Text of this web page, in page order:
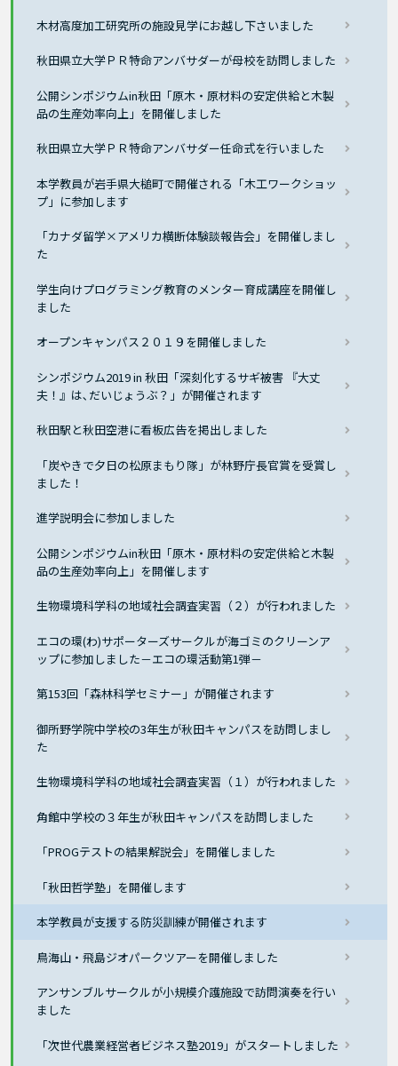
木材高度加工研究所の施設見学にお越し下さいました
秋田県立大学ＰＲ特命アンバサダーが母校を訪問しました
公開シンポジウムin秋田「原木・原材料の安定供給と木製
品の生産効率向上」を開催しました
秋田県立大学ＰＲ特命アンバサダー任命式を行いました
本学教員が岩手県大槌町で開催される「木工ワークショッ
プ」に参加します
「カナダ留学×アメリカ横断体験談報告会」を開催しまし
た
学生向けプログラミング教育のメンター育成講座を開催し
ました
オープンキャンパス２０１９を開催しました
シンポジウム2019 in 秋田「深刻化するサギ被害 『大丈
夫！』は､だいじょうぶ？」が開催されます
秋田駅と秋田空港に看板広告を掲出しました
「炭やきで夕日の松原まもり隊」が林野庁長官賞を受賞し
ました！
進学説明会に参加しました
公開シンポジウムin秋田「原木・原材料の安定供給と木製
品の生産効率向上」を開催します
生物環境科学科の地域社会調査実習（２）が行われました
エコの環(わ)サポーターズサークルが海ゴミのクリーンア
ップに参加しました－エコの環活動第1弾－
第153回「森林科学セミナー」が開催されます
御所野学院中学校の3年生が秋田キャンパスを訪問しまし
た
生物環境科学科の地域社会調査実習（１）が行われました
角館中学校の３年生が秋田キャンパスを訪問しました
「PROGテストの結果解説会」を開催しました
「秋田哲学塾」を開催します
本学教員が支援する防災訓練が開催されます
鳥海山・飛島ジオパークツアーを開催しました
アンサンブルサークルが小規模介護施設で訪問演奏を行い
ました
「次世代農業経営者ビジネス塾2019」がスタートしました